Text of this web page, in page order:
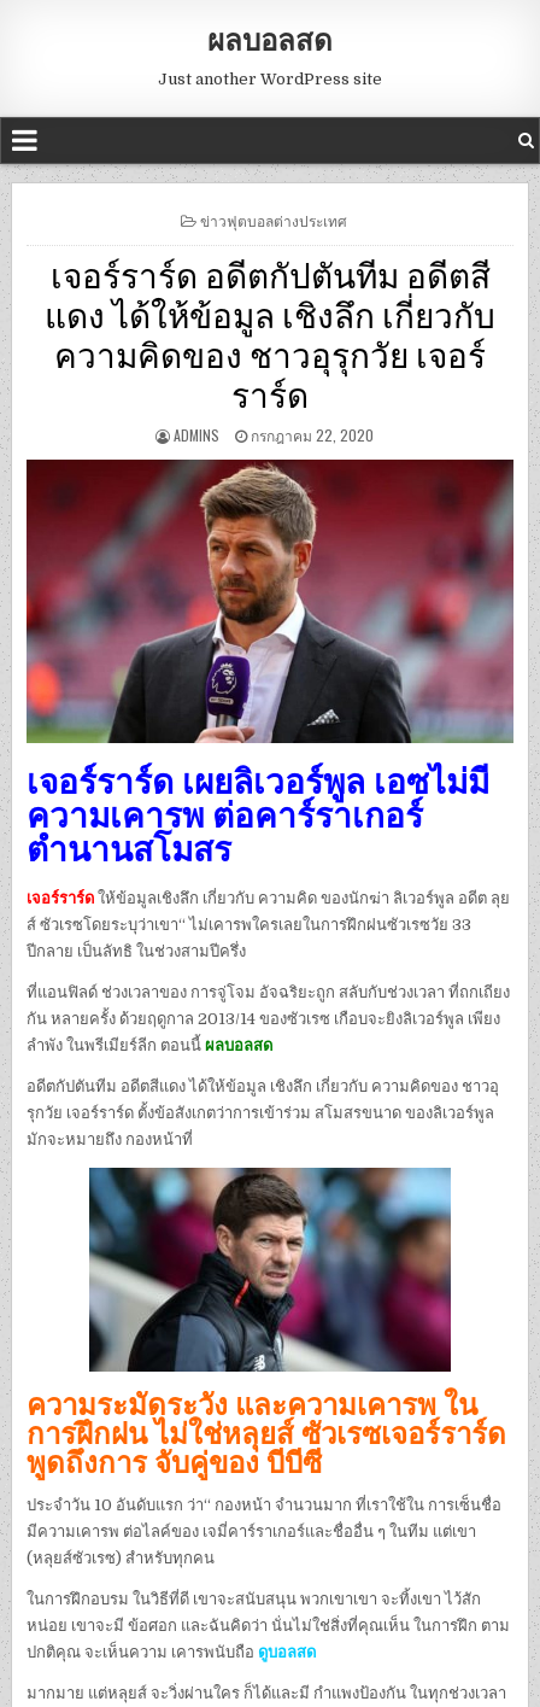
ผลบอลสด
Just another WordPress site
POSTED
ข่าวฟุตบอลต่างประเทศ
เจอร์ราร์ด อดีตกัปตันทีม อดีตสี
แดง ได้ให้ข้อมูล เชิงลึก เกี่ยวกับ
ความคิดของ ชาวอุรุกวัย เจอร์
ราร์ด
ADMINS กรกฎาคม 22, 2020
เจอร์ราร์ด เผยลิเวอร์พูล เอซไม่มี
ความเคารพ ต่อคาร์ราเกอร์
ตำนานสโมสร
เจอร์ราร์ด ให้ข้อมูลเชิงลึก เกี่ยวกับ ความคิด ของนักฆ่า ลิเวอร์พูล อดีต ลุย
ส์ ซัวเรซโดยระบุว่าเขา“ ไม่เคารพใครเลยในการฝึกฝนซัวเรซวัย 33
ปีกลาย เป็นลัทธิ ในช่วงสามปีครึ่ง
ที่แอนฟิลด์ ช่วงเวลาของ การจู่โจม อัจฉริยะถูก สลับกับช่วงเวลา ที่ถกเถียง
กัน หลายครั้ง ด้วยฤดูกาล 2013/14 ของซัวเรซ เกือบจะยิงลิเวอร์พูล เพียง
ลำพัง ในพรีเมียร์ลีก ตอนนี้ผลบอลสด
อดีตกัปตันทีม อดีตสีแดง ได้ให้ข้อมูล เชิงลึก เกี่ยวกับ ความคิดของ ชาวอุ
รุกวัย เจอร์ราร์ด ตั้งข้อสังเกตว่าการเข้าร่วม สโมสรขนาด ของลิเวอร์พูล
มักจะหมายถึง กองหน้าที่
ความระมัดระวัง และความเคารพ ใน
การฝึกฝน ไม่ใช่หลุยส์ ซัวเรซเจอร์ราร์ด
พูดถึงการ จับคู่ของ บีบีซี
ประจำวัน 10 อันดับแรก ว่า“ กองหน้า จำนวนมาก ที่เราใช้ใน การเซ็นชื่อ
มีความเคารพ ต่อไลค์ของ เจมี่คาร์ราเกอร์และชื่ออื่น ๆ ในทีม แต่เขา
(หลุยส์ซัวเรซ) สำหรับทุกคน
ในการฝึกอบรม ในวิธีที่ดี เขาจะสนับสนุน พวกเขาเขา จะทิ้งเขา ไว้สัก
หน่อย เขาจะมี ข้อศอก และฉันคิดว่า นั่นไม่ใช่สิ่งที่คุณเห็น ในการฝึก ตาม
ปกติคุณ จะเห็นความ เคารพนับถือ ดูบอลสด
มากมาย แต่หลุยส์ จะวิ่งผ่านใคร ก็ได้และมี กำแพงป้องกัน ในทุกช่วงเวลา